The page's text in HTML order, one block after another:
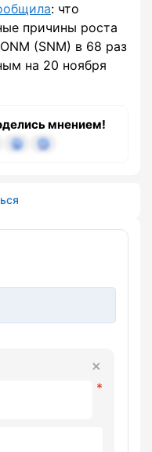
: что
причины роста
(SNM) в 68 раз
на 20 ноября
мнением!